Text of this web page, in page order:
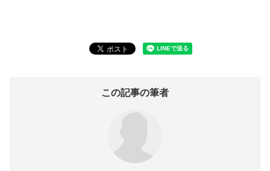
この記事の筆者